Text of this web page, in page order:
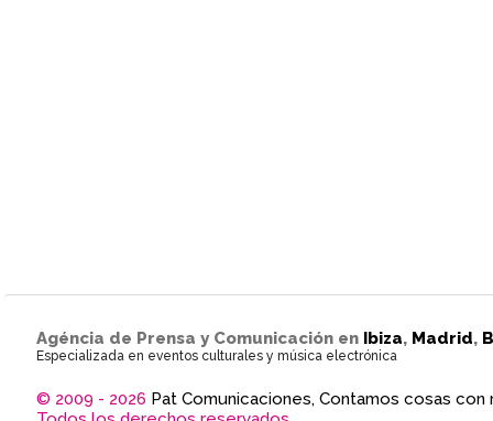
Agéncia de Prensa y Comunicación en Ibiza, Madrid,
Especializada en eventos culturales y música electrónica
© 2009 - 2026 Pat Comunicaciones, Contamos cosas con